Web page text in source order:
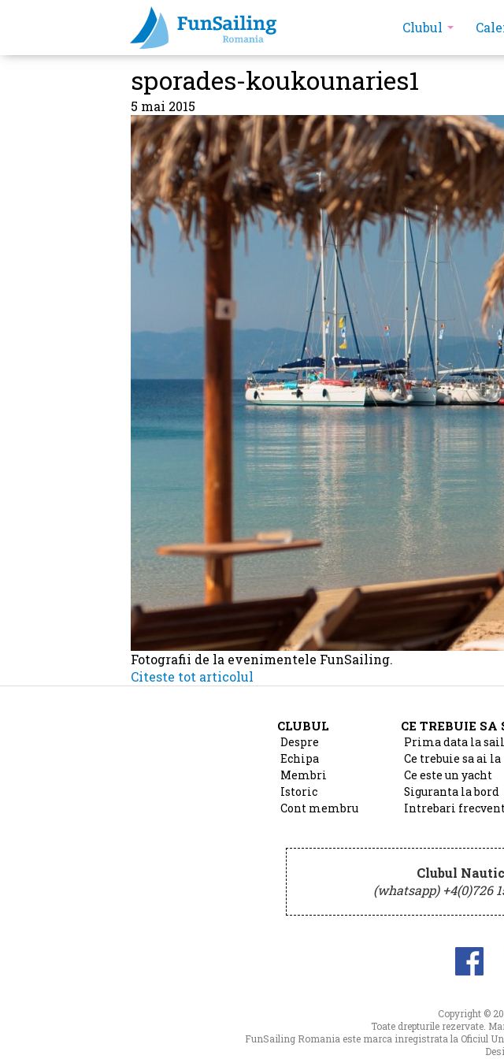
Clubul
sporades-koukounaries1
5 mai 2015
Fotografii de la evenimentele FunSailing.
Citeste tot articolul
CLUBUL
Despre
Echipa
Membri
Istoric
Cont membru
CE TREBUIE SA
Prima data la
Ce trebuie sa ai
Ce este un yacht
Siguranta la bord
Intrebari
Clubul
(whatsapp) +4(0)726
Copyright ©
Toate drepturile rezervate.
FunSailing Romania este marca inregistrata la Oficiul